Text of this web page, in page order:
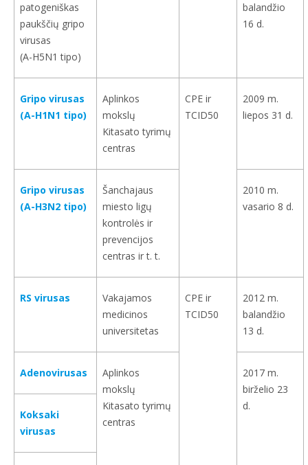
patogeniškas
paukščių gripo
virusas
(A-H5N1 tipo)
balandžio
16 d.
Gripo virusas
(A-H1N1 tipo)
Aplinkos
mokslų
Kitasato tyrimų
centras
CPE ir
TCID50
2009 m.
liepos 31 d.
Gripo virusas
(A-H3N2 tipo)
Šanchajaus
miesto ligų
kontrolės ir
prevencijos
centras ir t. t.
2010 m.
vasario 8 d.
RS virusas
Vakajamos
medicinos
universitetas
CPE ir
TCID50
2012 m.
balandžio
13 d.
Adenovirusas
Aplinkos
mokslų
Kitasato tyrimų
centras
2017 m.
birželio 23
d.
Koksaki
virusas